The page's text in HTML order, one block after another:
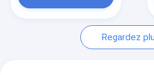
18K or Diamond Necklace
Regardez